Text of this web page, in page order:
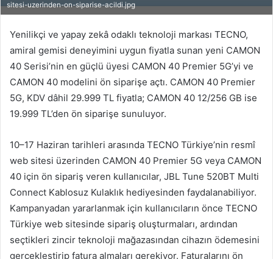
sitesi-uzerinden-on-siparise-acildi.jpg
Yenilikçi ve yapay zekâ odaklı teknoloji markası TECNO,
amiral gemisi deneyimini uygun fiyatla sunan yeni CAMON
40 Serisi’nin en güçlü üyesi CAMON 40 Premier 5G’yi ve
CAMON 40 modelini ön siparişe açtı. CAMON 40 Premier
5G, KDV dâhil 29.999 TL fiyatla; CAMON 40 12/256 GB ise
19.999 TL’den ön siparişe sunuluyor.
10–17 Haziran tarihleri arasında TECNO Türkiye’nin resmî
web sitesi üzerinden CAMON 40 Premier 5G veya CAMON
40 için ön sipariş veren kullanıcılar, JBL Tune 520BT Multi
Connect Kablosuz Kulaklık hediyesinden faydalanabiliyor.
Kampanyadan yararlanmak için kullanıcıların önce TECNO
Türkiye web sitesinde sipariş oluşturmaları, ardından
seçtikleri zincir teknoloji mağazasından cihazın ödemesini
gerçekleştirip fatura almaları gerekiyor. Faturalarını ön